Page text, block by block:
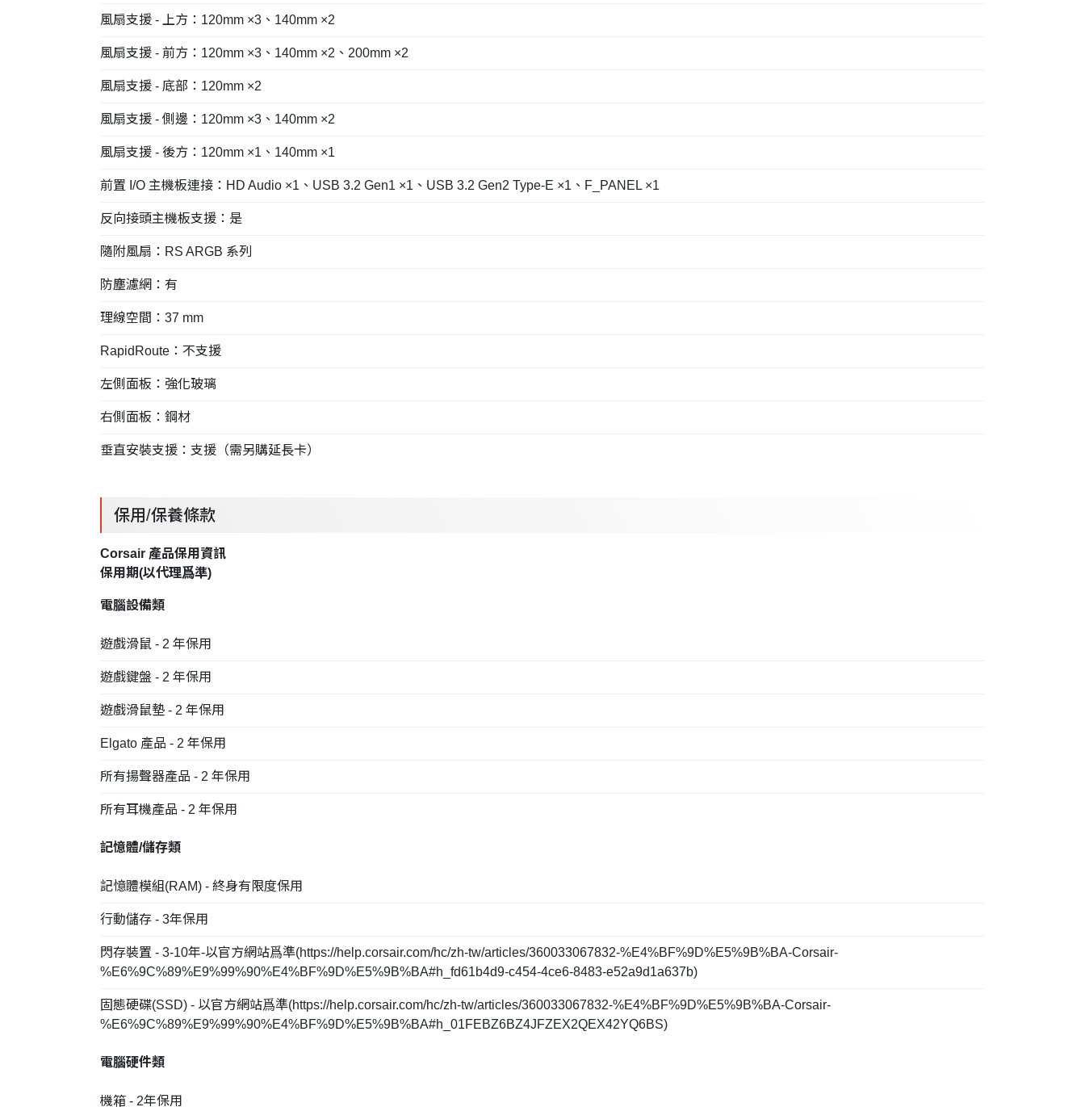
風扇支援 - 上方：120mm ×3、140mm ×2
風扇支援 - 前方：120mm ×3、140mm ×2、200mm ×2
風扇支援 - 底部：120mm ×2
風扇支援 - 側邊：120mm ×3、140mm ×2
風扇支援 - 後方：120mm ×1、140mm ×1
前置 I/O 主機板連接：HD Audio ×1、USB 3.2 Gen1 ×1、USB 3.2 Gen2 Type-E ×1、F_PANEL ×1
反向接頭主機板支援：是
隨附風扇：RS ARGB 系列
防塵濾網：有
理線空間：37 mm
RapidRoute：不支援
左側面板：強化玻璃
右側面板：鋼材
垂直安裝支援：支援（需另購延長卡）
保用/保養條款
Corsair 產品保用資訊
保用期(以代理爲準)
電腦設備類
遊戲滑鼠 - 2 年保用
遊戲鍵盤 - 2 年保用
遊戲滑鼠墊 - 2 年保用
Elgato 產品 - 2 年保用
所有揚聲器產品 - 2 年保用
所有耳機產品 - 2 年保用
記憶體/儲存類
記憶體模組(RAM) - 終身有限度保用
行動儲存 - 3年保用
閃存裝置 - 3-10年-以官方網站爲準(https://help.corsair.com/hc/zh-tw/articles/360033067832-%E4%BF%9D%E5%9B%BA-Corsair-
%E6%9C%89%E9%99%90%E4%BF%9D%E5%9B%BA#h_fd61b4d9-c454-4ce6-8483-e52a9d1a637b)
固態硬碟(SSD) - 以官方網站爲準(https://help.corsair.com/hc/zh-tw/articles/360033067832-%E4%BF%9D%E5%9B%BA-Corsair-
%E6%9C%89%E9%99%90%E4%BF%9D%E5%9B%BA#h_01FEBZ6BZ4JFZEX2QEX42YQ6BS)
電腦硬件類
機箱 - 2年保用